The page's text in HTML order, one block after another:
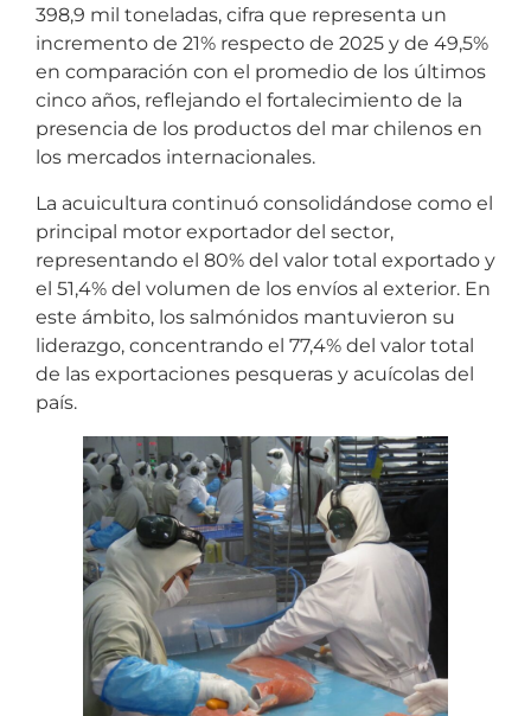
398,9 mil toneladas, cifra que representa un
incremento de 21% respecto de 2025 y de 49,5%
en comparación con el promedio de los últimos
cinco años, reflejando el fortalecimiento de la
presencia de los productos del mar chilenos en
los mercados internacionales.
La acuicultura continuó consolidándose como el
principal motor exportador del sector,
representando el 80% del valor total exportado y
el 51,4% del volumen de los envíos al exterior. En
este ámbito, los salmónidos mantuvieron su
liderazgo, concentrando el 77,4% del valor total
de las exportaciones pesqueras y acuícolas del
país.